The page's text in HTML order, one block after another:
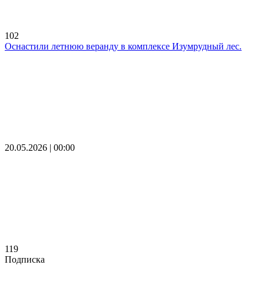
102
Оснастили летнюю веранду в комплексе Изумрудный лес.
20.05.2026 | 00:00
119
Подписка